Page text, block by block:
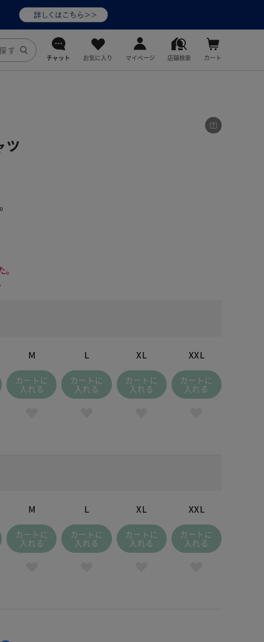
チャット お気に入り マイページ 店舗検索 カート
クス
ツ
M
カートに
入れる
L
カートに
入れる
XL
カートに
入れる
XXL
カートに
入れる
M
カートに
入れる
L
カートに
入れる
XL
カートに
入れる
XXL
カートに
入れる